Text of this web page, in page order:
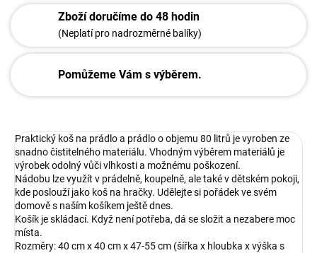
Zboží doručíme do 48 hodin
(Neplatí pro nadrozměrné balíky)
Pomůžeme Vám s výběrem.
Praktický koš na prádlo a prádlo o objemu 80 litrů je vyroben ze
snadno čistitelného materiálu. Vhodným výběrem materiálů je
výrobek odolný vůči vlhkosti a možnému poškození.
Nádobu lze využít v prádelně, koupelně, ale také v dětském pokoji,
kde poslouží jako koš na hračky. Udělejte si pořádek ve svém
domově s naším košíkem ještě dnes.
Košík je skládací. Když není potřeba, dá se složit a nezabere moc
místa.
Rozměry: 40 cm x 40 cm x 47-55 cm (šířka x hloubka x výška s